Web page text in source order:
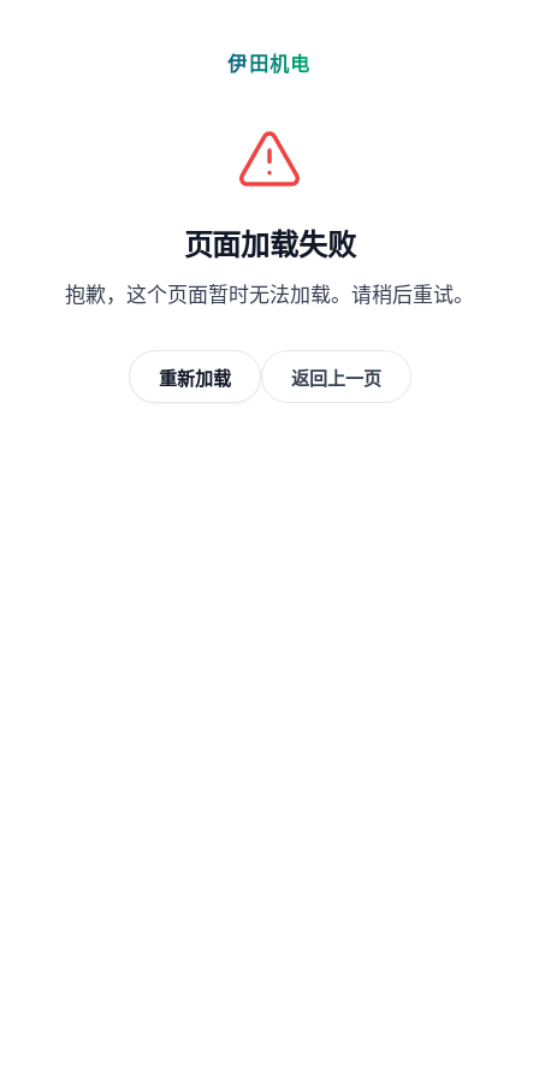
伊田机电
页面加载失败
抱歉，这个页面暂时无法加载。请稍后重试。
重新加载 返回上一页